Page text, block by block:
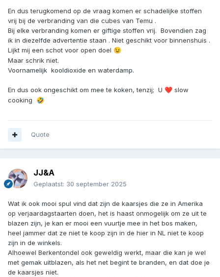
En dus terugkomend op de vraag komen er schadelijke stoffen
vrij bij de verbranding van die cubes van Temu .
Bij elke verbranding komen er giftige stoffen vrij. Bovendien zag
ik in diezelfde advertentie staan . Niet geschikt voor binnenshuis .
Lijkt mij een schot voor open doel 😉
Maar schrik niet.
Voornamelijk kooldioxide en waterdamp.
En dus ook ongeschikt om mee te koken, tenzij; U ❤️ slow
cooking 🤣
Quote
JJ&A
Geplaatst: 30 september 2025
Wat ik ook mooi spul vind dat zijn de kaarsjes die ze in Amerika
op verjaardagstaarten doen, het is haast onmogelijk om ze uit te
blazen zijn, je kan er mooi een vuurtje mee in het bos maken,
heel jammer dat ze niet te koop zijn in de hier in NL niet te koop
zijn in de winkels.
Alhoewel Berkentondel ook geweldig werkt, maar die kan je wel
met gemak uitblazen, als het net begint te branden, en dat doe je
de kaarsjes niet.